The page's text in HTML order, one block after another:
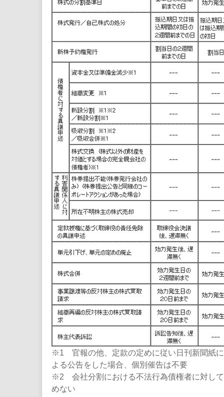
※1 官報の他、定款の定めに従い日刊新聞紙
よる公告をした場合、個別催告は不要
※2 会社分割における不法行為債権者に対し
めない